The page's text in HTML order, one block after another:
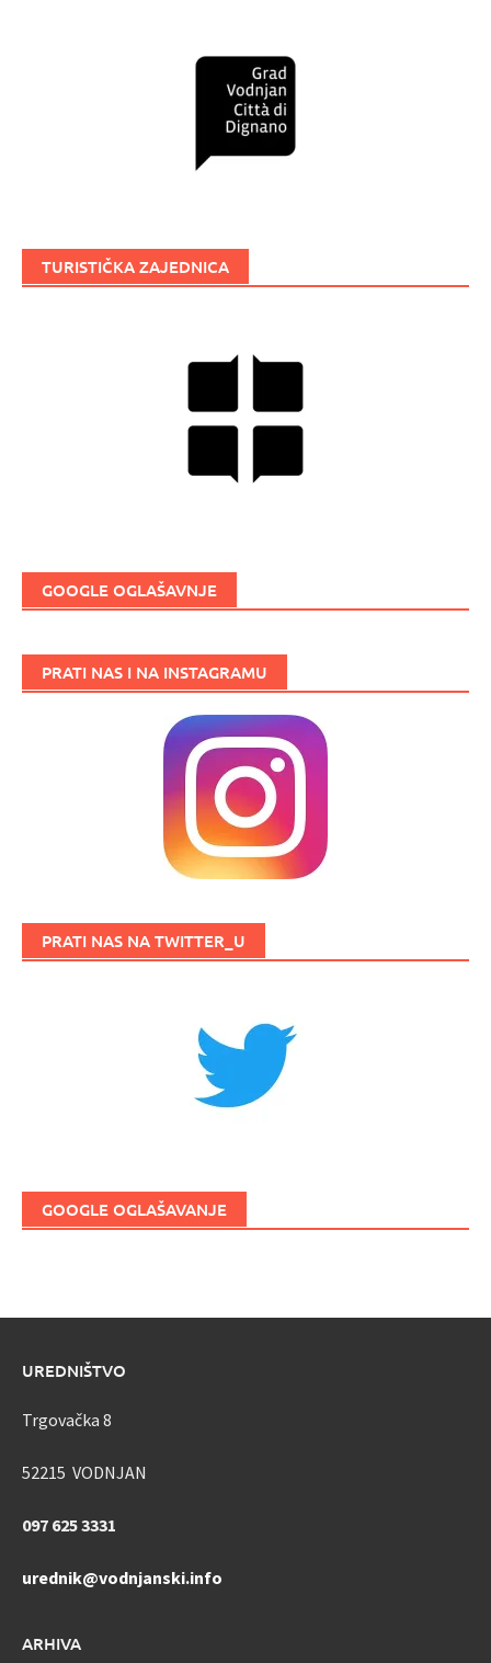
TURISTIČKA ZAJEDNICA
GOOGLE OGLAŠAVNJE
PRATI NAS I NA INSTAGRAMU
PRATI NAS NA TWITTER_U
GOOGLE OGLAŠAVANJE
UREDNIŠTVO
Trgovačka 8
52215 VODNJAN
097 625 3331
urednik@vodnjanski.info
ARHIVA